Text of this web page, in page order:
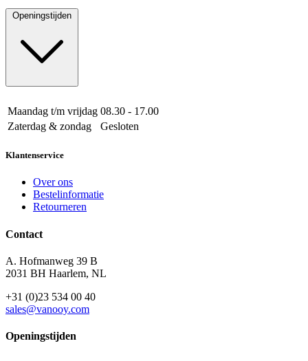
Openingstijden
Maandag t/m vrijdag 08.30 - 17.00
Zaterdag & zondag
Gesloten
Klantenservice
Over ons
Bestelinformatie
Retourneren
Contact
A. Hofmanweg 39 B
2031 BH Haarlem, NL
+31 (0)23 534 00 40
sales@vanooy.com
Openingstijden